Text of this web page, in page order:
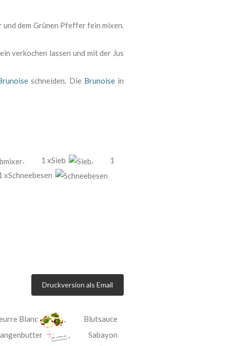
dem Grünen Pfeffer fein mixen.
verkochen lassen und mit der Jus
schneiden. Die Brunoisein
, 1 xSieb ,
1
xSchneebesen
Druckversion als Email
Blanc , Blutsauce
,Sabayon